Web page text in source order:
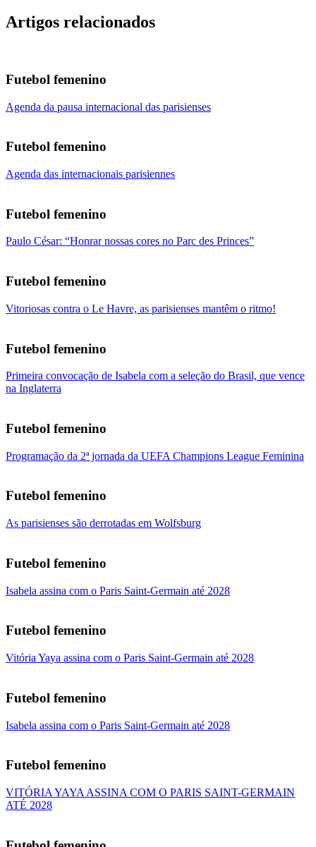
Artigos relacionados
Futebol femenino
Agenda da pausa internacional das parisienses
Futebol femenino
Agenda das internacionais parisiennes
Futebol femenino
Paulo César: “Honrar nossas cores no Parc des Princes”
Futebol femenino
Vitoriosas contra o Le Havre, as parisienses mantêm o ritmo!
Futebol femenino
Primeira convocação de Isabela com a seleção do Brasil, que vence
na Inglaterra
Futebol femenino
Programação da 2ª jornada da UEFA Champions League Feminina
Futebol femenino
As parisienses são derrotadas em Wolfsburg
Futebol femenino
Isabela assina com o Paris Saint-Germain até 2028
Futebol femenino
Vitória Yaya assina com o Paris Saint-Germain até 2028
Futebol femenino
Isabela assina com o Paris Saint-Germain até 2028
Futebol femenino
VITÓRIA YAYA ASSINA COM O PARIS SAINT-GERMAIN
ATÉ 2028